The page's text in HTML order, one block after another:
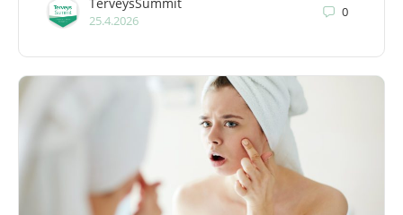
TerveysSummit
25.4.2026
0